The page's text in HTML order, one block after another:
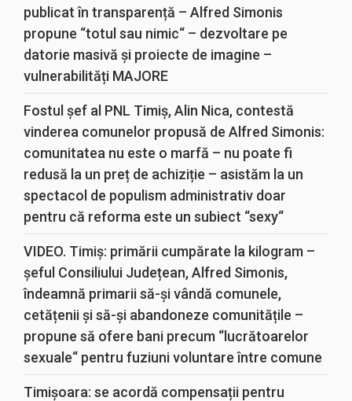
publicat în transparență – Alfred Simonis
propune “totul sau nimic“ – dezvoltare pe
datorie masivă și proiecte de imagine –
vulnerabilități MAJORE
Fostul șef al PNL Timiș, Alin Nica, contestă
vinderea comunelor propusă de Alfred Simonis:
comunitatea nu este o marfă – nu poate fi
redusă la un preț de achiziție – asistăm la un
spectacol de populism administrativ doar
pentru că reforma este un subiect “sexy“
VIDEO. Timiș: primării cumpărate la kilogram –
șeful Consiliului Județean, Alfred Simonis,
îndeamnă primarii să-și vândă comunele,
cetățenii și să-și abandoneze comunitățile –
propune să ofere bani precum “lucrătoarelor
sexuale“ pentru fuziuni voluntare între comune
Timișoara: se acordă compensații pentru